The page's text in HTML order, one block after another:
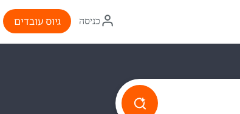
איקון
התחברות
כניסה גיוס עובדים